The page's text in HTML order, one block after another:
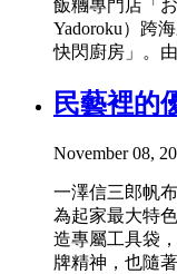
飯糰專門店「
Yadoroku）跨
快閃廚房」。
民藝裡的
November 08,
一澤信三郎帆
為起家最大特
造專屬工具袋
牌精神，也隨